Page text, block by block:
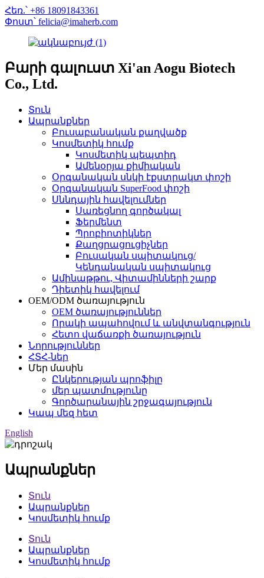
Հեռ.՝ +86 18091843361
Փոստ՝ felicia@imaherb.com
Բարի գալուստ Xi'an Aogu Biotech
Co., Ltd.
Տուն
Ապրանքներ
Բուսաբանական քաղվածք
Կոսմետիկ հումք
Կոսմետիկ պեպտիդ
Ամենօրյա քիմիական
Օրգանական սնկի էքստրակտ փոշի
Օրգանական SuperFood փոշի
Սննդային հավելումներ
Սառեցնող գործակալ
Ֆերմենտ
Պրոբիոտիկներ
Քաղցրացուցիչներ
Բուսական սպիտակուց/
Կենդանական սպիտակուց
Ամինաթթու, Վիտամինների շարք
Դիետիկ հավելում
OEM/ODM ծառայություն
OEM ծառայություններ
Որակի ապահովում և անվտանգություն
Հետո վաճառքի ծառայություն
Նորություններ
ՀՏՀ-ներ
Մեր մասին
Ընկերության պրոֆիլը
մեր պատմությունը
Գործարանային շրջագայություն
Կապ մեզ հետ
English
Ապրանքներ
Տուն
Ապրանքներ
Կոսմետիկ հումք
Տուն
Ապրանքներ
Կոսմետիկ հումք